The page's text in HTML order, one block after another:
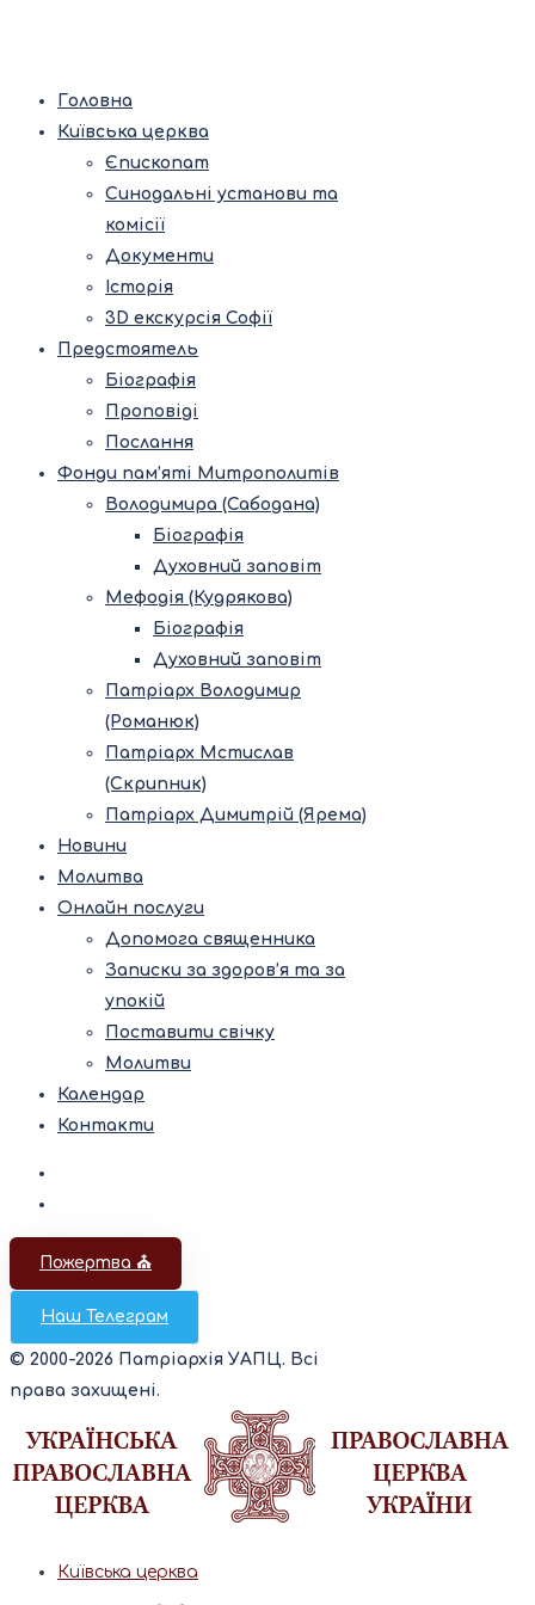
Головна
Київська церква
Єпископат
Синодальні установи та
комісії
Документи
Історія
3D екскурсія Софії
Предстоятель
Біографія
Проповіді
Послання
Фонди пам’яті Митрополитів
Володимира (Сабодана)
Біографія
Духовний заповіт
Мефодія (Кудрякова)
Біографія
Духовний заповіт
Патріарх Володимир
(Романюк)
Патріарх Мстислав
(Скрипник)
Патріарх Димитрій (Ярема)
Новини
Молитва
Онлайн послуги
Допомога священника
Записки за здоров’я та за
упокій
Поставити свічку
Молитви
Календар
Контакти
Пожертва ⛪️
Наш Телеграм
© 2000-2026 Патріархія УАПЦ. Всі
права захищені.
Київська церква